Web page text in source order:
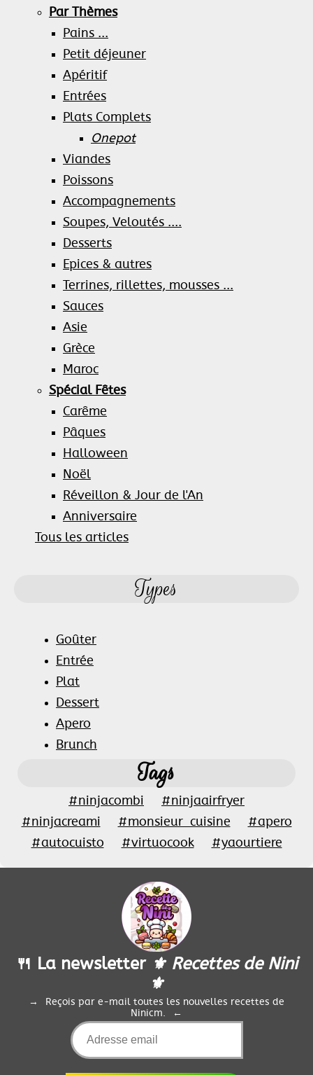
Par Thèmes
Pains ...
Petit déjeuner
Apéritif
Entrées
Plats Complets
Onepot
Viandes
Poissons
Accompagnements
Soupes, Veloutés ....
Desserts
Epices & autres
Terrines, rillettes, mousses ...
Sauces
Asie
Grèce
Maroc
Spécial Fêtes
Carême
Pâques
Halloween
Noël
Réveillon & Jour de l'An
Anniversaire
Tous les articles
Types
Goûter
Entrée
Plat
Dessert
Apero
Brunch
Tags
#ninjacombi
#ninjaairfryer
#ninjacreami
#monsieur_cuisine
#apero
#autocuisto
#virtuocook #yaourtiere
🍴 La newsletter ⚜️ Recettes de Nini
⚜️
Reçois par e-mail toutes les nouvelles recettes de
Ninicm.